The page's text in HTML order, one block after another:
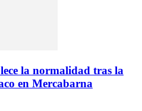
la normalidad tras la
en Mercabarna